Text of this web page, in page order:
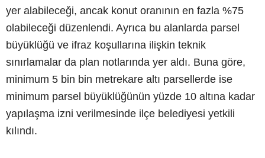
yer alabileceği, ancak konut oranının en fazla %75
olabileceği düzenlendi. Ayrıca bu alanlarda parsel
büyüklüğü ve ifraz koşullarına ilişkin teknik
sınırlamalar da plan notlarında yer aldı. Buna göre,
minimum 5 bin bin metrekare altı parsellerde ise
minimum parsel büyüklüğünün yüzde 10 altına kadar
yapılaşma izni verilmesinde ilçe belediyesi yetkili
kılındı.